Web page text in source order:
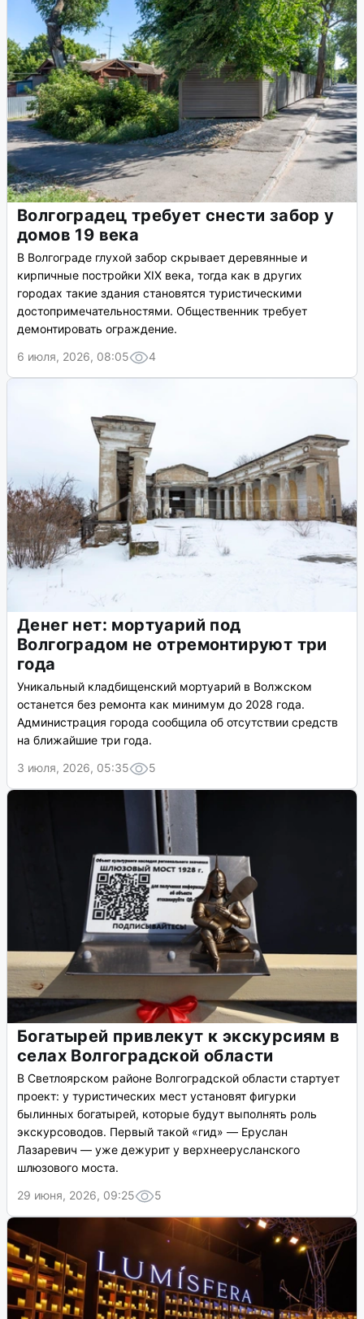
Волгоградец требует снести забор у
домов 19 века
В Волгограде глухой забор скрывает деревянные и
кирпичные постройки XIX века, тогда как в других
городах такие здания становятся туристическими
достопримечательностями. Общественник требует
демонтировать ограждение.
6 июля, 2026, 08:05
4
Денег нет: мортуарий под
Волгоградом не отремонтируют три
года
Уникальный кладбищенский мортуарий в Волжском
останется без ремонта как минимум до 2028 года.
Администрация города сообщила об отсутствии средств
на ближайшие три года.
3 июля, 2026, 05:35
5
Богатырей привлекут к экскурсиям в
селах Волгоградской области
В Светлоярском районе Волгоградской области стартует
проект: у туристических мест установят фигурки
былинных богатырей, которые будут выполнять роль
экскурсоводов. Первый такой «гид» — Еруслан
Лазаревич — уже дежурит у верхнеерусланского
шлюзового моста.
29 июня, 2026, 09:25
5